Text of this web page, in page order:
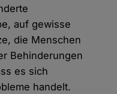
auf gewisse
die Menschen
Behinderungen
es sich
handelt.